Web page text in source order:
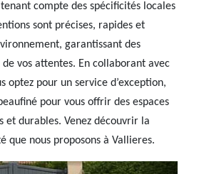
compte des spécificités locales
sont précises, rapides et
garantissant des
vos attentes. En collaborant avec
optez pour un service d’exception,
pour vous offrir des espaces
et durables. Venez découvrir la
que nous proposons à Vallieres.